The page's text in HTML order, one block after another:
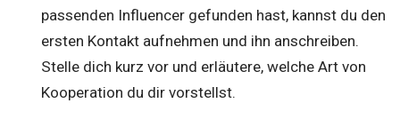
passenden Influencer gefunden hast, kannst du den
ersten Kontakt aufnehmen und ihn anschreiben.
Stelle dich kurz vor und erläutere, welche Art von
Kooperation du dir vorstellst.